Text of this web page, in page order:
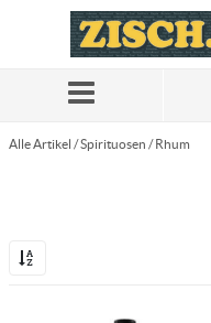
Alle Artikel /Spirituosen / Rhum